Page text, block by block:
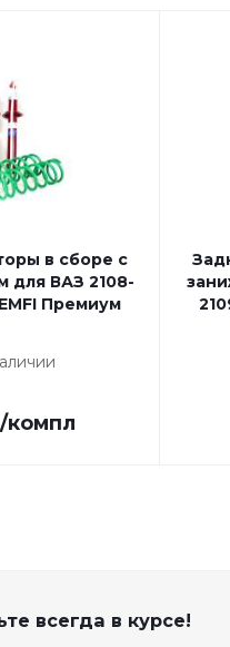
в сборе с
для ВАЗ 2108-
Премиум
/компл
всегда в курсе!